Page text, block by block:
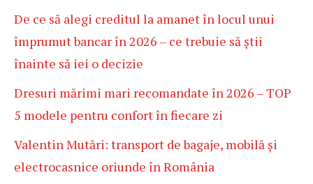
De ce să alegi creditul la amanet în locul unui
împrumut bancar în 2026 – ce trebuie să știi
înainte să iei o decizie
Dresuri mărimi mari recomandate în 2026 – TOP
5 modele pentru confort în fiecare zi
Valentin Mutări: transport de bagaje, mobilă și
electrocasnice oriunde în România